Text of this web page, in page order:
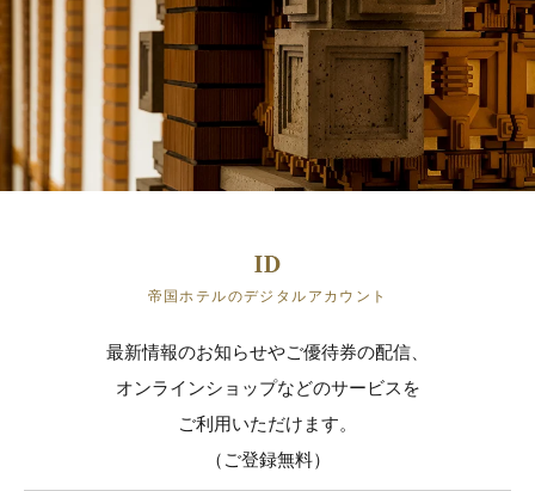
帝国ホテルのデジタルアカウント
最新情報のお知らせやご優待券の配信、
オンラインショップなどのサービスを
ご利用いただけます。
（ご登録無料）